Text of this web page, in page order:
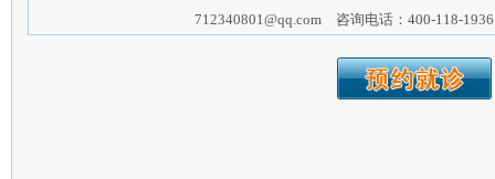
712340801@qq.com 咨询电话：400-118-1936